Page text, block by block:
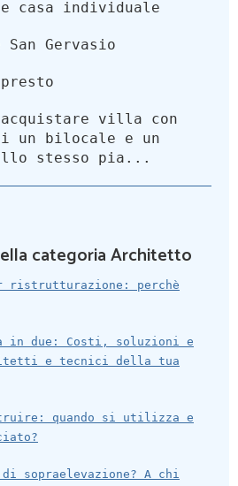
casa individuale
Gervasio
acquistare villa con
un bilocale e un
stesso pia...
categoria Architetto
ristrutturazione: perchè
in due: Costi, soluzioni e
e tecnici della tua
quando si utilizza e
sopraelevazione? A chi